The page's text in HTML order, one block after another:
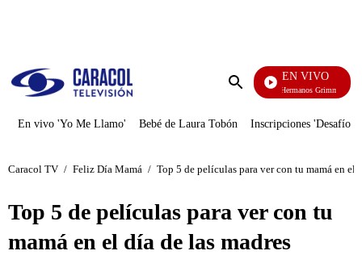
Enviar
EN VIVO
En vivo 'Yo Me Llamo' Bebé de Laura Tobón Inscripciones 'Desafío'
Caracol TV / Feliz Día Mamá / Top 5 de películas para ver con tu mamá en el
Top 5 de películas para ver con tu
mamá en el día de las madres